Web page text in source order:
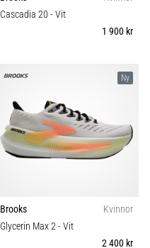
Cascadia 20 - Vit
1 900 kr
Ny
Brooks
Kvinnor
Glycerin Max 2- Vit
2 400 kr